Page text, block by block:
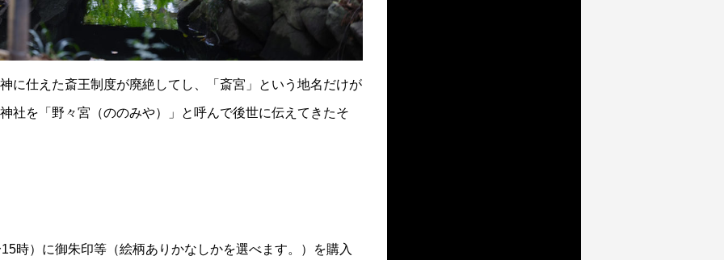
に仕えた斎王制度が廃絶してし、「斎宮」という地名だけが
社を「野々宮（ののみや）」と呼んで後世に伝えてきたそ
時）に御朱印等（絵柄ありかなしかを選べます。）を購入